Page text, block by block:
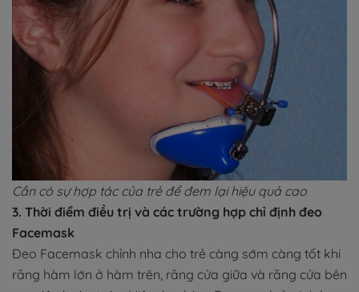
Cần có sự hợp tác của trẻ để đem lại hiệu quả cao
3. Thời điểm điều trị và các trường hợp chỉ định đeo
Facemask
Đeo Facemask chỉnh nha cho trẻ càng sớm càng tốt khi
răng hàm lớn ở hàm trên, răng cửa giữa và răng cửa bên